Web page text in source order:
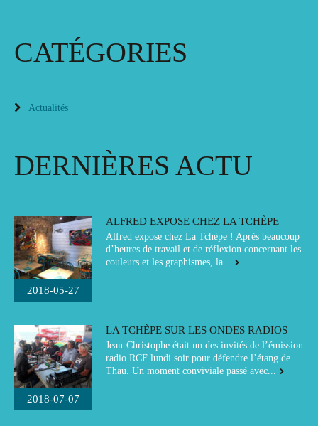
CATÉGORIES
Actualités
DERNIÈRES ACTU
2018-05-27
ALFRED EXPOSE CHEZ LA TCHÈPE
Alfred expose chez La Tchèpe ! Après beaucoup
d’heures de travail et de réflexion concernant les
couleurs et les graphismes, la...
2018-07-07
LA TCHÈPE SUR LES ONDES RADIOS
Jean-Christophe était un des invités de l’émission
radio RCF lundi soir pour défendre l’étang de
Thau. Un moment conviviale passé avec...